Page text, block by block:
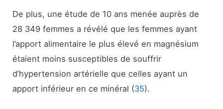
De plus, une étude de 10 ans menée auprès de
28 349 femmes a révélé que les femmes ayant
l’apport alimentaire le plus élevé en magnésium
étaient moins susceptibles de souffrir
d’hypertension artérielle que celles ayant un
apport inférieur en ce minéral (35).